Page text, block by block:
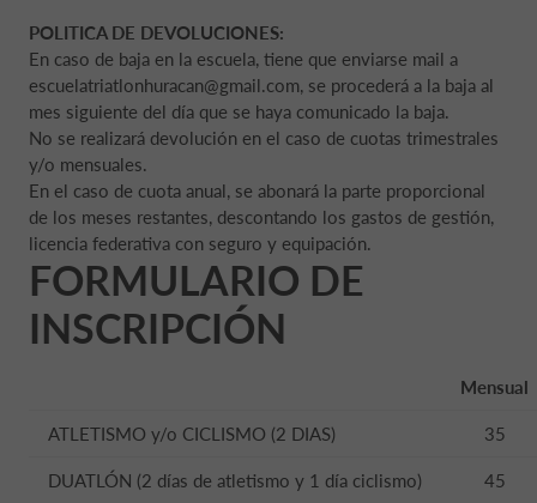
POLITICA DE DEVOLUCIONES:
En caso de baja en la escuela, tiene que enviarse mail a
escuelatriatlonhuracan@gmail.com, se procederá a la baja al
mes siguiente del día que se haya comunicado la baja.
No se realizará devolución en el caso de cuotas trimestrales
y/o mensuales.
En el caso de cuota anual, se abonará la parte proporcional
de los meses restantes, descontando los gastos de gestión,
licencia federativa con seguro y equipación.
FORMULARIO DE
INSCRIPCIÓN
Mensual
ATLETISMO y/o CICLISMO (2 DIAS) 35
DUATLÓN (2 días de atletismo y 1 día ciclismo) 45